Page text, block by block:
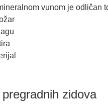
vunom je odličan
zidova